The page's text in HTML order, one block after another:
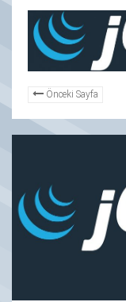
Önceki Sayfa